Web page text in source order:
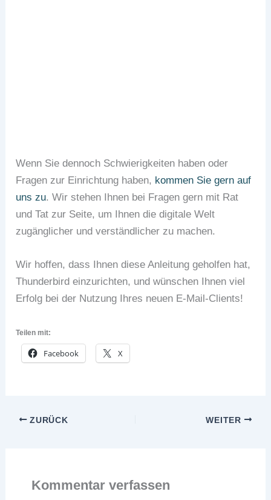
Wenn Sie dennoch Schwierigkeiten haben oder
Fragen zur Einrichtung haben, kommen Sie gern auf
uns zu. Wir stehen Ihnen bei Fragen gern mit Rat
und Tat zur Seite, um Ihnen die digitale Welt
zugänglicher und verständlicher zu machen.
Wir hoffen, dass Ihnen diese Anleitung geholfen hat,
Thunderbird einzurichten, und wünschen Ihnen viel
Erfolg bei der Nutzung Ihres neuen E-Mail-Clients!
Teilen mit:
Facebook X
ZURÜCK WEITER
Kommentar verfassen